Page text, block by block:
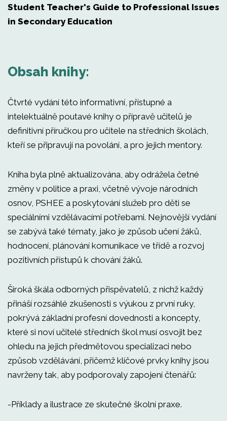
Student Teacher's Guide to Professional Issues
in Secondary Education
Obsah knihy:
Čtvrté vydání této informativní, přístupné a
intelektuálně poutavé knihy o přípravě učitelů je
definitivní příručkou pro učitele na středních školách,
kteří se připravují na povolání, a pro jejich mentory.
Kniha byla plně aktualizována, aby odrážela četné
změny v politice a praxi, včetně vývoje národních
osnov, PSHEE a poskytování služeb pro děti se
speciálními vzdělávacími potřebami. Nejnovější vydání
se zabývá také tématy, jako je způsob učení žáků,
hodnocení, plánování komunikace ve třídě a rozvoj
pozitivních přístupů k chování žáků.
Široká škála odborných přispěvatelů, z nichž každý
přináší rozsáhlé zkušenosti s výukou z první ruky,
pokrývá základní profesní dovednosti a koncepty,
které si noví učitelé středních škol musí osvojit bez
ohledu na jejich předmětovou specializaci nebo
způsob vzdělávání, přičemž klíčové prvky knihy jsou
navrženy tak, aby podporovaly zapojení čtenářů:
-Příklady a ilustrace ze skutečné školní praxe.